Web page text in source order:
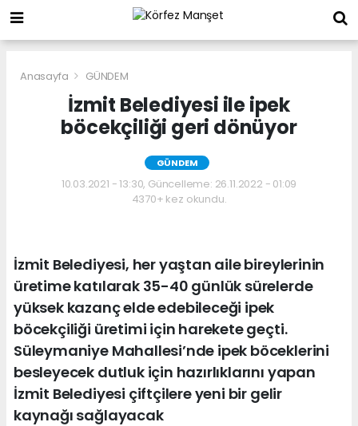
Anasayfa GÜNDEM
İzmit Belediyesi ile ipek
böcekçiliği geri dönüyor
GÜNDEM
10.03.2021 - 13:30, Güncelleme: 26.11.2022 - 01:09
4370+ kez okundu.
İzmit Belediyesi, her yaştan aile bireylerinin
üretime katılarak 35-40 günlük sürelerde
yüksek kazanç elde edebileceği ipek
böcekçiliği üretimi için harekete geçti.
Süleymaniye Mahallesi’nde ipek böceklerini
besleyecek dutluk için hazırlıklarını yapan
İzmit Belediyesi çiftçilere yeni bir gelir
kaynağı sağlayacak